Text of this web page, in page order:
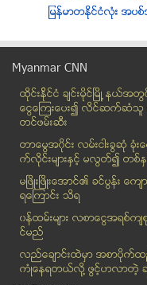
ျမန္မာတႏိုင္ငံလံုး အ
က႐ိုင္းမီးယား ကို ႐ုရွား ႏုိ
က႐ိုင္းမီးယား ၌ ယူ
လုပ္အားခမရတဲ့ ျမန္မာ
သံလြင္ျမစ္ကူးစက္ေလွ
ေနာက္ဘီးေပါက္၍ ယာ
တတိယႏွစ္ ကြန္ပ်ဴတာ
ရွမ္းျပည္နယ္မွ မၾက
လမ္းေလွ်ာက္ၿပီး ေရကူး
ဗုိက္မၾကာခဏေအာင့္
Myanmar CNN
ထိုင္းနို္င္ငံ ခ်င္းမိုင္ျမိဳ ့နယ္အ
ေငြေၾကးေပး၍ လိင္ဆက္ဆံသူ
တင္ဖမ္းဆီး
တာေမြအ၀ိုင္း လမ္းငါးခြဆံု
က္လိုင္းမ်ားႏွင့္ မလြတ္၍ တစ္ႏွ
မၿဖိဳးၿဖိဳးေအာင္၏ ခင္ပြန္း
ရေၾကာင္း သိရ
၀န္ထမ္းမ်ား လစာေငြအရ
င္မည္
လည္ေခ်ာင္းထဲမွာ အစာပိုက္ထ
ကံဳေနရတယ္လို႔ ဖြင့္ဟလာတဲ့